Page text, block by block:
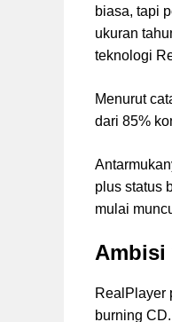
biasa, tapi
ukuran
teknologi
Menurut
dari 85%
plus status
mulai
Ambisi
RealPlayer
burning